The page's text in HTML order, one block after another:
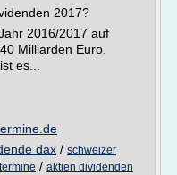
2017?
2016/2017 auf
Milliarden Euro.
es...
dax / schweizer
/ aktien dividenden